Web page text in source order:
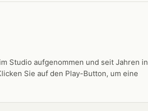
Studio aufgenommen und seit Jahren in
Sie auf den Play-Button, um eine